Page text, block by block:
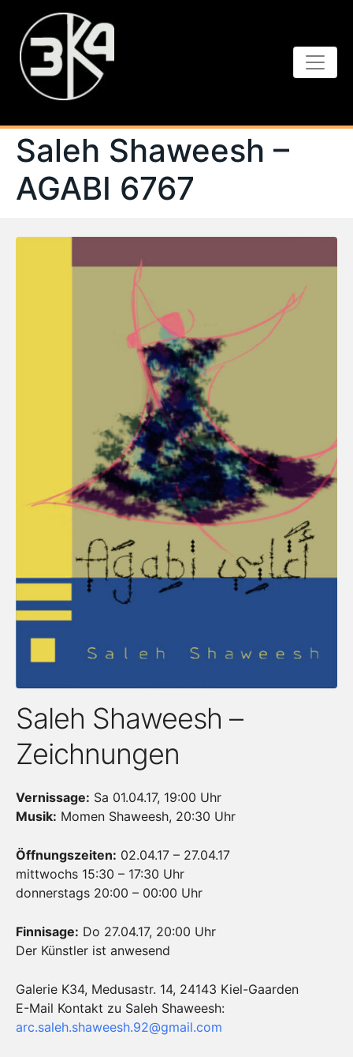
Saleh Shaweesh –
AGABI 6767
Saleh Shaweesh –
Zeichnungen
Vernissage: Sa 01.04.17, 19:00 Uhr
Musik: Momen Shaweesh, 20:30 Uhr
Öffnungszeiten: 02.04.17 – 27.04.17
mittwochs 15:30 – 17:30 Uhr
donnerstags 20:00 – 00:00 Uhr
Finnisage: Do 27.04.17, 20:00 Uhr
Der Künstler ist anwesend
Galerie K34, Medusastr. 14, 24143 Kiel-Gaarden
E-Mail Kontakt zu Saleh Shaweesh:
arc.saleh.shaweesh.92@gmail.com